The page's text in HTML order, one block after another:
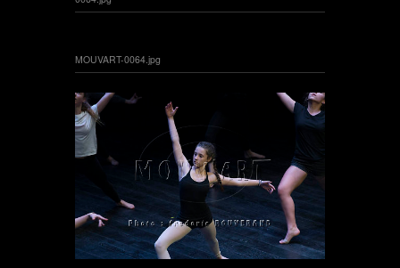
MOUVART-0064.jpg